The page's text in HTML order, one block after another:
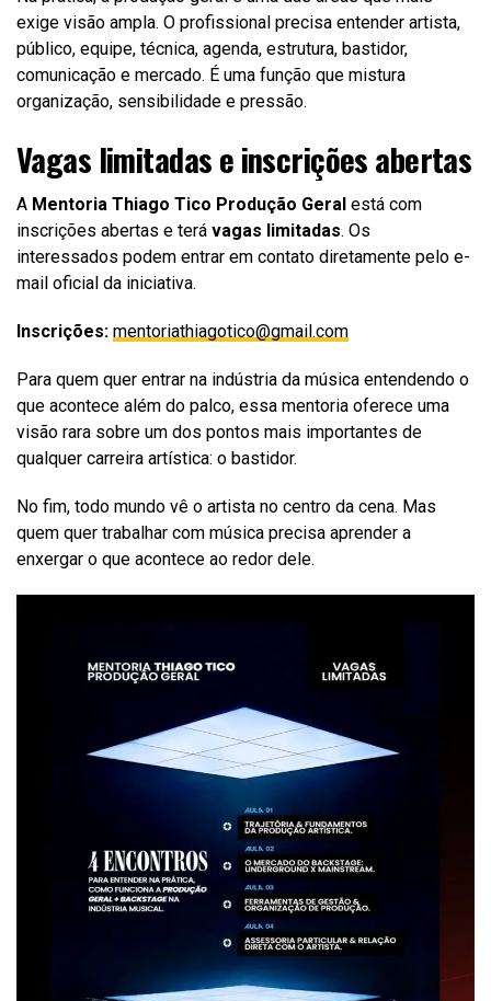
exige visão ampla. O profissional precisa entender artista,
público, equipe, técnica, agenda, estrutura, bastidor,
comunicação e mercado. É uma função que mistura
organização, sensibilidade e pressão.
Vagas limitadas e inscrições abertas
A Mentoria Thiago Tico Produção Geral está com
inscrições abertas e terá vagas limitadas. Os
interessados podem entrar em contato diretamente pelo e-
mail oficial da iniciativa.
Inscrições: mentoriathiagotico@gmail.com
Para quem quer entrar na indústria da música entendendo o
que acontece além do palco, essa mentoria oferece uma
visão rara sobre um dos pontos mais importantes de
qualquer carreira artística: o bastidor.
No fim, todo mundo vê o artista no centro da cena. Mas
quem quer trabalhar com música precisa aprender a
enxergar o que acontece ao redor dele.